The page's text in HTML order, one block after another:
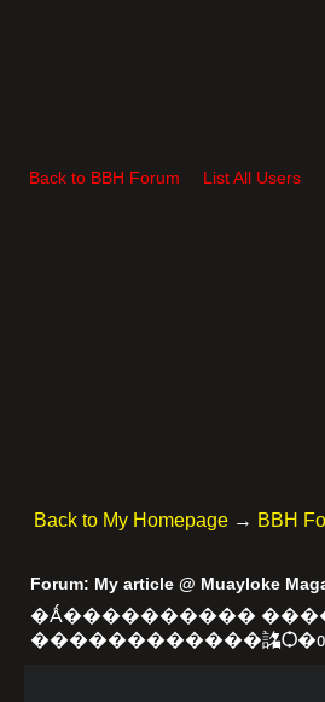
Back to BBH Forum List All Users
Back to My Homepage → BBH
Forum: My article @ Muayloke
�Ǻ����������